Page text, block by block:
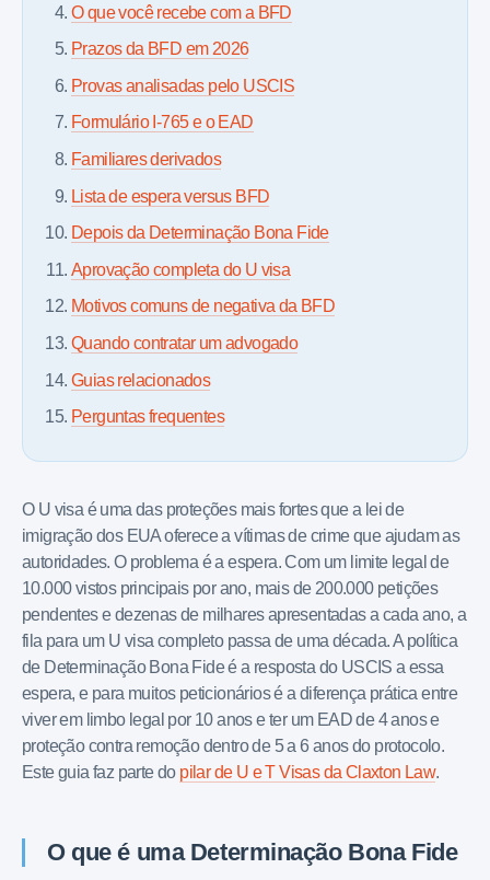
O que você recebe com a BFD
Prazos da BFD em 2026
Provas analisadas pelo USCIS
Formulário I-765 e o EAD
Familiares derivados
Lista de espera versus BFD
Depois da Determinação Bona Fide
Aprovação completa do U visa
Motivos comuns de negativa da BFD
Quando contratar um advogado
Guias relacionados
Perguntas frequentes
O U visa é uma das proteções mais fortes que a lei de
imigração dos EUA oferece a vítimas de crime que ajudam as
autoridades. O problema é a espera. Com um limite legal de
10.000 vistos principais por ano, mais de 200.000 petições
pendentes e dezenas de milhares apresentadas a cada ano, a
fila para um U visa completo passa de uma década. A política
de Determinação Bona Fide é a resposta do USCIS a essa
espera, e para muitos peticionários é a diferença prática entre
viver em limbo legal por 10 anos e ter um EAD de 4 anos e
proteção contra remoção dentro de 5 a 6 anos do protocolo.
Este guia faz parte do pilar de U e T Visas da Claxton Law.
O que é uma Determinação Bona Fide